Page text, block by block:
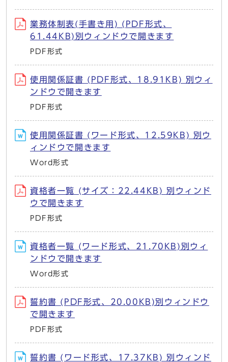
業務体制表(手書き用) (PDF形式、
61.44KB)別ウィンドウで開きます
PDF形式
使用関係証書 (PDF形式、18.91KB) 別ウィ
ンドウで開きます
PDF形式
使用関係証書 (ワード形式、12.59KB) 別ウ
ィンドウで開きます
Word形式
資格者一覧 (サイズ：22.44KB) 別ウィンド
ウで開きます
PDF形式
資格者一覧 (ワード形式、21.70KB)別ウィ
ンドウで開きます
Word形式
誓約書 (PDF形式、20.00KB)別ウィンドウ
で開きます
PDF形式
誓約書 (ワード形式、17.37KB) 別ウィンド